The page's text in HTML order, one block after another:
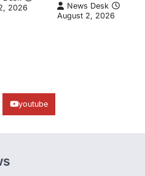
2026
News Desk
August 2, 2026
youtube